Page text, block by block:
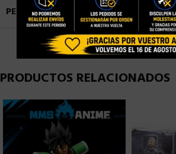
PESO
PRODUCTOS RELACIONADOS